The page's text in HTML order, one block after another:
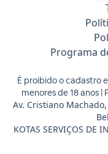
Programa
É proibido o cadastro
menores de 18 anos |
Av. Cristiano
KOTAS SERVIÇOS DE